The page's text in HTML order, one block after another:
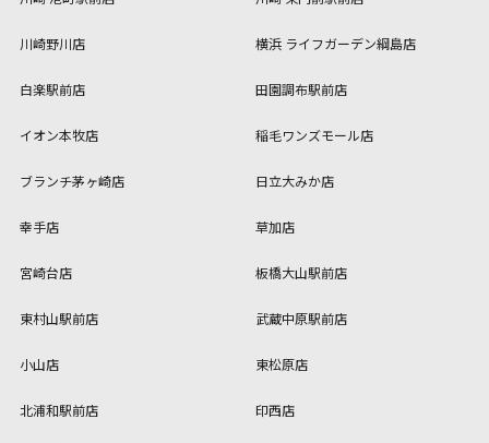
川崎野川店 横浜 ライフガーデン綱島店
白楽駅前店 田園調布駅前店
イオン本牧店 稲毛ワンズモール店
ブランチ茅ヶ崎店 日立大みか店
幸手店 草加店
宮崎台店 板橋大山駅前店
東村山駅前店 武蔵中原駅前店
小山店 東松原店
北浦和駅前店 印西店